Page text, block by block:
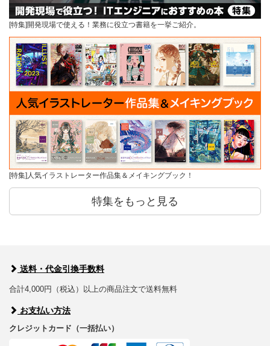
[特集]開発現場で使える！業務に役立つ書籍を一挙ご紹介。
[特集]人気イラストレーター作品集＆メイキングブック！
特集をもっと見る
送料・代金引換手数料
合計4,000円（税込）以上の商品注文で送料無料
お支払い方法
クレジットカード（一括払い）